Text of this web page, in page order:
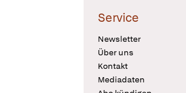
Service
Newsletter
Über uns
Kontakt
Mediadaten